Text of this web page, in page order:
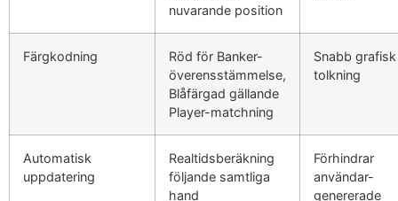
nuvarande position
Färgkodning
Röd för Banker-
överensstämmelse,
Blåfärgad gällande
Player-matchning
Snabb grafisk
tolkning
Automatisk
uppdatering
Realtidsberäkning
följande samtliga
hand
Förhindrar
användar-
genererade